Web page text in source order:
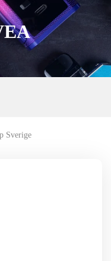
Sverige